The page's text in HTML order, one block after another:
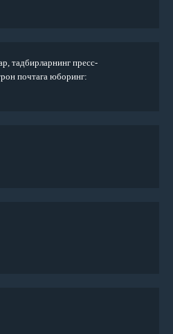
тадбирларнинг пресс-
почтага юборинг: